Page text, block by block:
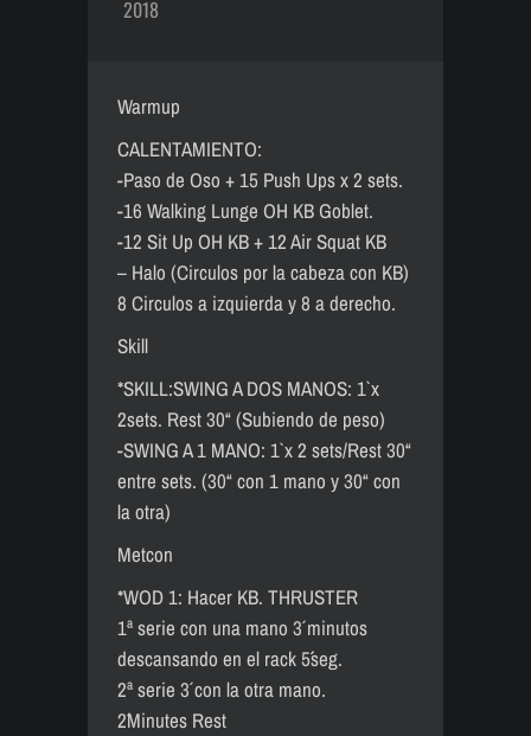
2018
Warmup
CALENTAMIENTO:
-Paso de Oso + 15 Push Ups x 2 sets.
-16 Walking Lunge OH KB Goblet.
-12 Sit Up OH KB + 12 Air Squat KB
– Halo (Circulos por la cabeza con KB)
8 Circulos a izquierda y 8 a derecho.
Skill
*SKILL:SWING A DOS MANOS: 1` x
2sets. Rest 30“ (Subiendo de peso)
-SWING A 1 MANO: 1` x 2 sets/Rest 30“
entre sets. (30“ con 1 mano y 30“ con
la otra)
Metcon
*WOD 1: Hacer KB. THRUSTER
1ª serie con una mano 3´ minutos
descansando en el rack 5´´seg.
2ª serie 3´ con la otra mano.
2´Minutes Rest